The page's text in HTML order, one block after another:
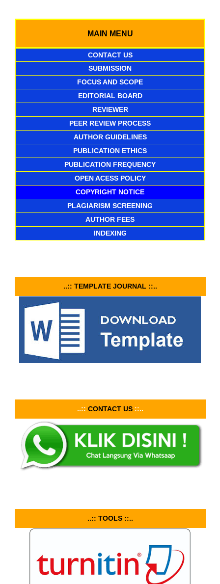
MAIN MENU
CONTACT US
SUBMISSION
FOCUS AND SCOPE
EDITORIAL BOARD
REVIEWER
PEER REVIEW PROCESS
AUTHOR GUIDELINES
PUBLICATION ETHICS
PUBLICATION FREQUENCY
OPEN ACESS POLICY
COPYRIGHT NOTICE
PLAGIARISM SCREENING
AUTHOR FEES
INDEXING
..:: TEMPLATE JOURNAL ::..
..:: CONTACT US ::..
..:: TOOLS ::..